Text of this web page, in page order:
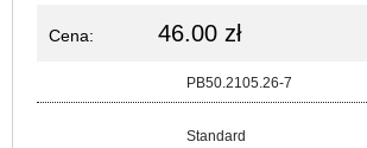
Cena: 46.00 zł
PB50.2105.26-7
Standard